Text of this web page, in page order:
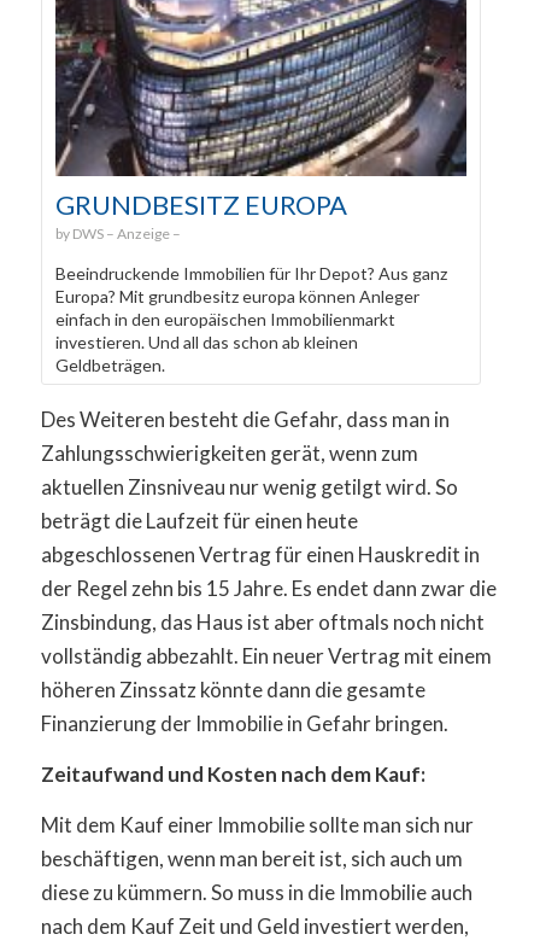
GRUNDBESITZ EUROPA
DWS
Beeindruckende Immobilien für Ihr Depot? Aus ganz
Europa? Mit grundbesitz europa können Anleger
einfach in den europäischen Immobilienmarkt
investieren. Und all das schon ab kleinen
Geldbeträgen.
Des Weiteren besteht die Gefahr, dass man in
Zahlungsschwierigkeiten gerät, wenn zum
aktuellen Zinsniveau nur wenig getilgt wird. So
beträgt die Laufzeit für einen heute
abgeschlossenen Vertrag für einen Hauskredit in
der Regel zehn bis 15 Jahre. Es endet dann zwar die
Zinsbindung, das Haus ist aber oftmals noch nicht
vollständig abbezahlt. Ein neuer Vertrag mit einem
höheren Zinssatz könnte dann die gesamte
Finanzierung der Immobilie in Gefahr bringen.
Zeitaufwand und Kosten nach dem Kauf:
Mit dem Kauf einer Immobilie sollte man sich nur
beschäftigen, wenn man bereit ist, sich auch um
diese zu kümmern. So muss in die Immobilie auch
nach dem Kauf Zeit und Geld investiert werden,